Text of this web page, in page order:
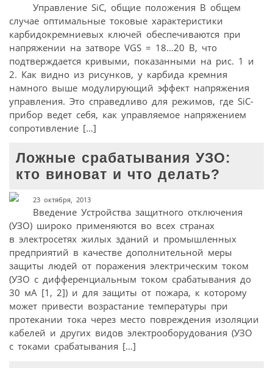
Управление SiC, общие положения В общем
случае оптимальные токовые характеристики
карбидокремниевых ключей обеспечиваются при
напряжении на затворе VGS = 18…20 В, что
подтверждается кривыми, показанными на рис. 1 и
2. Как видно из рисунков, у карбида кремния
намного выше модулирующий эффект напряжения
управления. Это справедливо для режимов, где SiC-
прибор ведет себя, как управляемое напряжением
сопротивление […]
Ложные срабатывания УЗО:
кто виноват и что делать?
23 октября, 2013
Введение Устройства защитного отключения
(УЗО) широко применяются во всех странах
в электросетях жилых зданий и промышленных
предприятий в качестве дополнительной меры
защиты людей от поражения электрическим током
(УЗО с дифференциальным током срабатывания до
30 мА [1, 2]) и для защиты от пожара, к которому
может привести возрастание температуры при
протекании тока через место повреждения изоляции
кабелей и других видов электрооборудования (УЗО
с токами срабатывания […]